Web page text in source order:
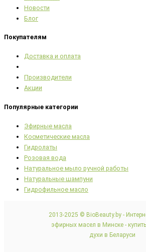
Новости
Блог
Покупателям
Доставка и оплата
Производители
Акции
Популярные категории
Эфирные масла
Косметические масла
Гидролаты
Розовая вода
Натуральное мыло ручной работы
Натуральные шампуни
Гидрофильное масло
2013-2025 © BioBeauty.by -
эфирных масел в Минске -
духи в Беларуси